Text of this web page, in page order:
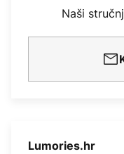
Naši
Lumories.hr